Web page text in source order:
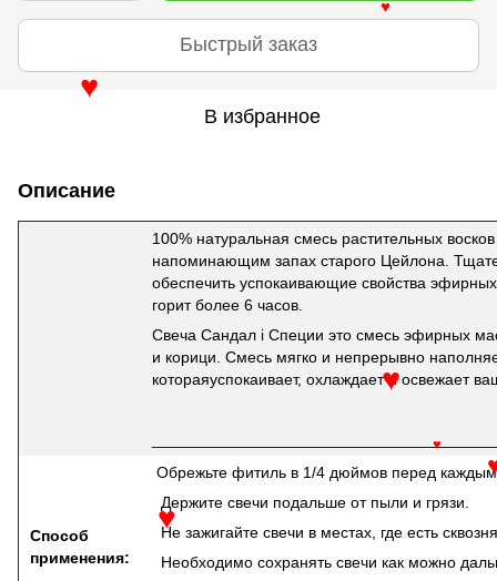
Быстрый заказ
В избранное
Описание
100% натуральная смесь растительных
напоминающим запах старого Цейлона.
обеспечить успокаивающие свойства
горит более 6 часов.
Свеча Сандал і Специи это смесь эфирных
и корици. Смесь мягко и непрерывно
котораяуспокаивает, охлаждает и освежает
Способ
применения:
Обрежьте фитиль в 1/4 дюймов перед
Держите свечи подальше от пыли и грязи.
Не зажигайте свечи в местах, где есть
Необходимо сохранять свечи как можно
♥
♥